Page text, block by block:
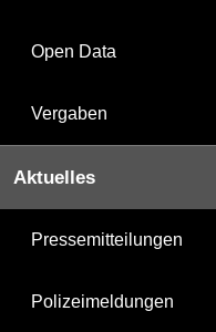
Open Data
Vergaben
Aktuelles
Pressemitteilungen
Polizeimeldungen